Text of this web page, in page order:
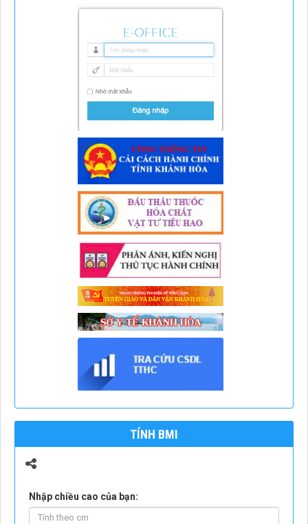
TÍNH BMI
Nhập chiều cao của bạn: